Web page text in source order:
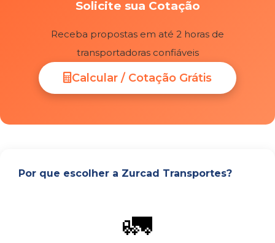
Solicite sua Cotação
Receba propostas em até 2 horas de
transportadoras confiáveis
Calcular / Cotação Grátis
Por que escolher a Zurcad Transportes?
🚛